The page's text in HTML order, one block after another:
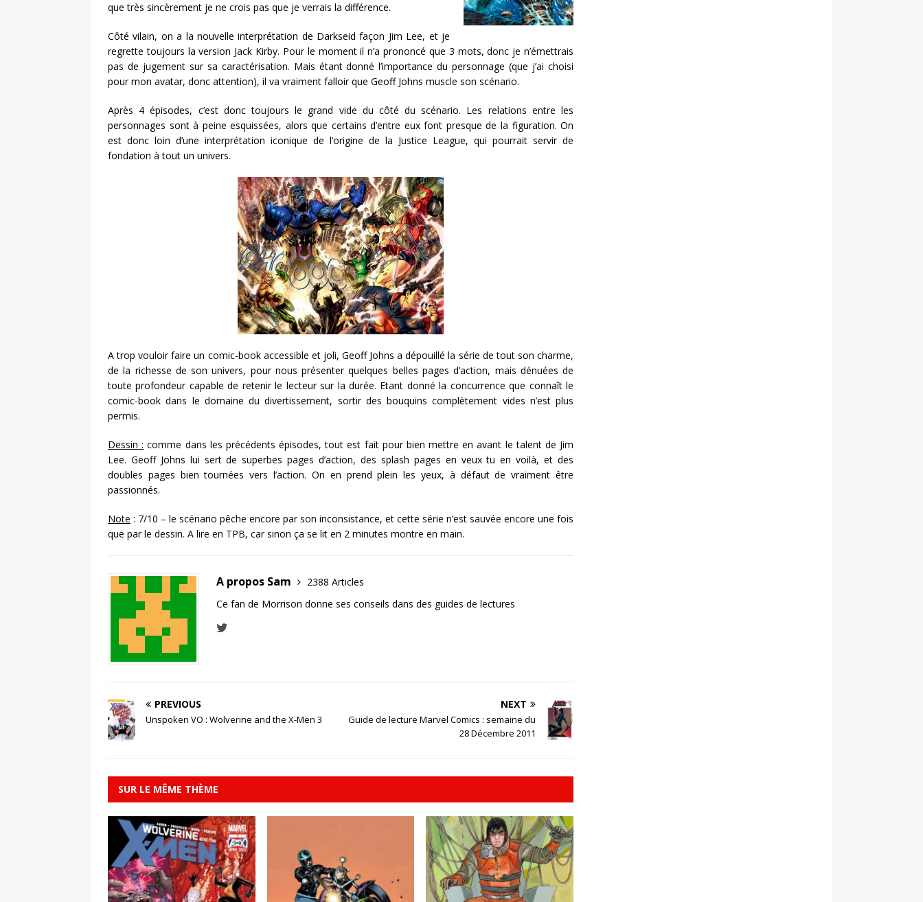
que très sincèrement je ne crois pas que je verrais la différence.
Côté vilain, on a la nouvelle interprétation de Darkseid façon Jim Lee, et je
regrette toujours la version Jack Kirby. Pour le moment il n’a prononcé que 3 mots, donc je n’émettrais
pas de jugement sur sa caractérisation. Mais étant donné l’importance du personnage (que j’ai choisi
pour mon avatar, donc attention), il va vraiment falloir que Geoff Johns muscle son scénario.
Après 4 épisodes, c’est donc toujours le grand vide du côté du scénario. Les relations entre les
personnages sont à peine esquissées, alors que certains d’entre eux font presque de la figuration. On
est donc loin d’une interprétation iconique de l’origine de la Justice League, qui pourrait servir de
fondation à tout un univers.
A trop vouloir faire un comic-book accessible et joli, Geoff Johns a dépouillé la série de tout son charme,
de la richesse de son univers, pour nous présenter quelques belles pages d’action, mais dénuées de
toute profondeur capable de retenir le lecteur sur la durée. Etant donné la concurrence que connaît le
comic-book dans le domaine du divertissement, sortir des bouquins complètement vides n’est plus
permis.
Dessin : comme dans les précédents épisodes, tout est fait pour bien mettre en avant le talent de Jim
Lee. Geoff Johns lui sert de superbes pages d’action, des splash pages en veux tu en voilà, et des
doubles pages bien tournées vers l’action. On en prend plein les yeux, à défaut de vraiment être
passionnés.
Note : 7/10 – le scénario pêche encore par son inconsistance, et cette série n’est sauvée encore une fois
que par le dessin. A lire en TPB, car sinon ça se lit en 2 minutes montre en main.
A propos Sam
2388 Articles
Ce fan de Morrison donne ses conseils dans des guides de lectures
PREVIOUS
Unspoken VO : Wolverine and the X-Men 3
NEXT
Guide de lecture Marvel Comics : semaine du
28 Décembre 2011
SUR LE MÊME THÈME